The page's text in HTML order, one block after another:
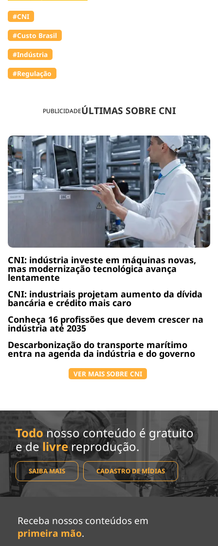
PUBLICIDADEÚLTIMAS SOBRE CNI
CNI: indústria investe em máquinas novas,
mas modernização tecnológica avança
lentamente
CNI: industriais projetam aumento da dívida
bancária e crédito mais caro
Conheça 16 profissões que devem crescer na
indústria até 2035
Descarbonização do transporte marítimo
entra na agenda da indústria e do governo
VER MAIS SOBRE CNI
#CNI
#Custo Brasil
#Indústria
#Regulação
Todo nosso conteúdo é gratuito
e de livrereprodução.
SAIBA MAIS CADASTRO DE MÍDIAS
Receba nossos conteúdos em
primeira mão.